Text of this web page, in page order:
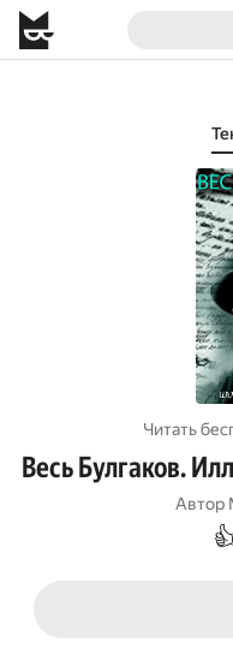
Читать
Весь Булгаков.
Автор